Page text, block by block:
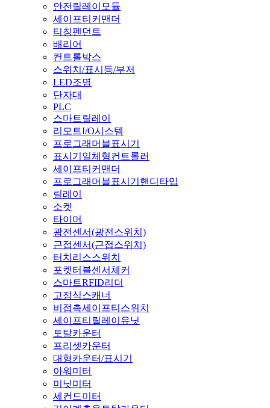
안전릴레이모듈
세이프티커맨더
티칭펜던트
배리어
컨트롤박스
스위치/표시등/부저
LED조명
단자대
PLC
스마트릴레이
리모트I/O시스템
프로그래머블표시기
표시기일체형컨트롤러
세이프티커맨더
프로그래머블표시기핸디타입
릴레이
소켓
타이머
광전센서(광전스위치)
근접센서(근접스위치)
터치리스스위치
포켓터블센서체커
스마트RFID리더
고정식스캐너
비접촉세이프티스위치
세이프티릴레이유닛
토탈카운터
프리셋카운터
대형카운터/표시기
아워미터
미닛미터
세컨드미터